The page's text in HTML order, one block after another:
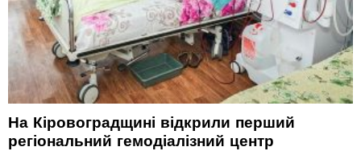
На Кіровоградщині відкрили перший
регіональний гемодіалізний центр